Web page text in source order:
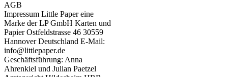
AGB
Impressum Little Paper eine
Marke der LP GmbH Karten und
Papier Ostfeldstrasse 46 30559
Hannover Deutschland E-Mail:
info@littlepaper.de
Geschäftsführung: Anna
Ahrenkiel und Julian Paetzel